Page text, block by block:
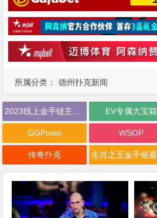
所属分类： 德州扑克新闻
EV专属大宝箱
GGPoker WSOP
传奇扑克